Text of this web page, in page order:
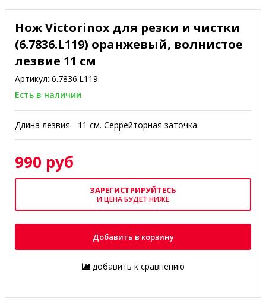
Нож Victorinox для резки и чистки
(6.7836.L119) оранжевый, волнистое
лезвие 11 см
Артикул: 6.7836.L119
Есть в наличии
Длина лезвия - 11 см. Серрейторная заточка.
990 руб
ЗАРЕГИСТРИРУЙТЕСЬ
И ЦЕНА БУДЕТ НИЖЕ
Добавить в корзину
добавить к сравнению